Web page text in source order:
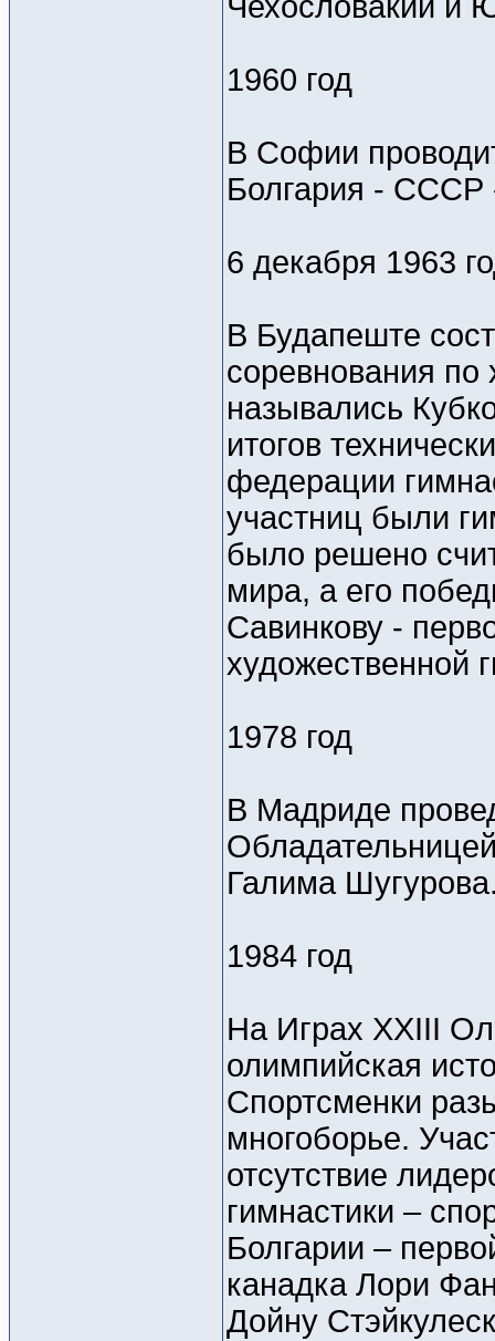
1960 год
В Софии
Болгария - СССР
6 декабря 1963
В Будапеште
соревнования по
назывались
итогов
федерации
участниц были
было решено
мира, а его
Савинкову -
художественной
1978 год
В Мадриде
Галима
1984 год
На Играх XXIII
олимпийская
Спортсменки
многоборье.
отсутствие
гимнастики –
Болгарии –
канадка Лори
Дойну